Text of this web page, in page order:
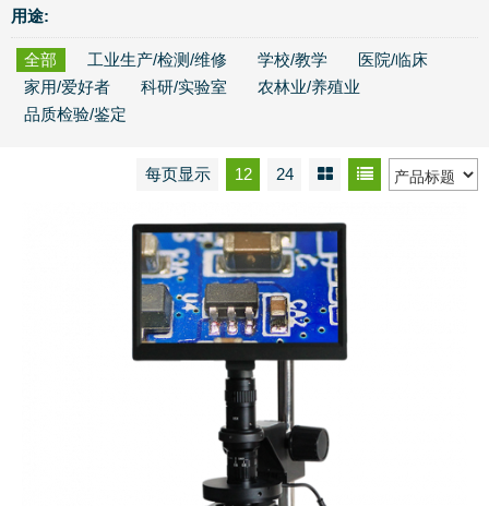
用途:
全部 工业生产/检测/维修 学校/教学
医院/临床
家用/爱好者
科研/实验室
农林业/养殖业
品质检验/鉴定
每页显示 12 24